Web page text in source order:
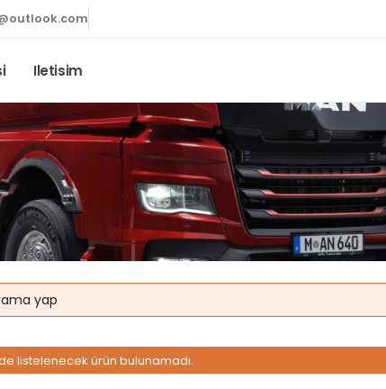
Iletisim
listelenecek ürün bulunamadı.